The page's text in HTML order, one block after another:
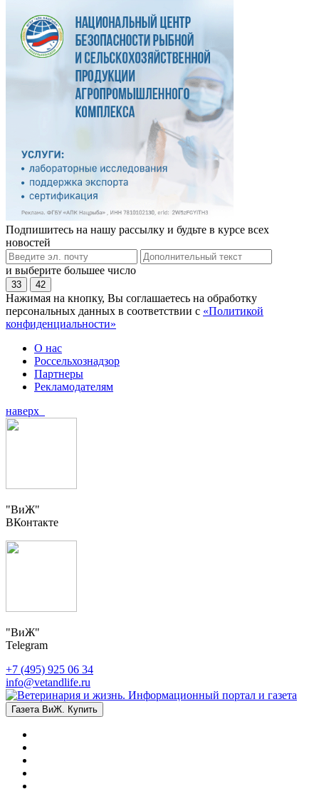
Подпишитесь на нашу рассылку и будьте в курсе всех
новостей
и выберите большее число
33 42
Нажимая на кнопку, Вы соглашаетесь на обработку
персональных данных в соответствии с «Политикой
конфиденциальности»
О нас
Россельхознадзор
Партнеры
Рекламодателям
наверх
"ВиЖ"
ВКонтакте
"ВиЖ"
Telegram
+7 (495) 925 06 34
info@vetandlife.ru
Газета ВиЖ. Купить